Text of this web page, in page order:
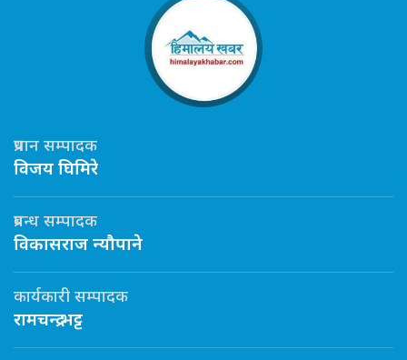
प्रधान सम्पादक
विजय घिमिरे
प्रबन्ध सम्पादक
विकासराज न्यौपाने
कार्यकारी सम्पादक
रामचन्द्र भट्ट